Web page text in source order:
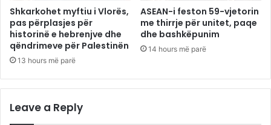
Shkarkohet myftiu i Vlorës,
pas përplasjes për
historinë e hebrenjve dhe
qëndrimeve për Palestinën
13 hours më parë
ASEAN-i feston 59-vjetorin
me thirrje për unitet, paqe
dhe bashkëpunim
14 hours më parë
Leave a Reply